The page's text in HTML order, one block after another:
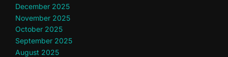
December 2025
November 2025
October 2025
September 2025
August 2025